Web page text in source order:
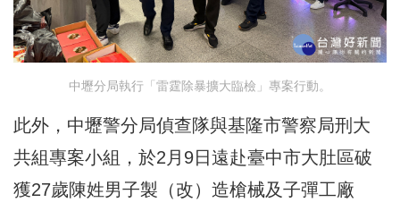
中壢分局執行「雷霆除暴擴大臨檢」專案行動。
此外，中壢警分局偵查隊與基隆市警察局刑大
共組專案小組，於2月9日遠赴臺中市大肚區破
獲27歲陳姓男子製（改）造槍械及子彈工廠